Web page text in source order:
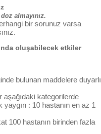
almayınız.
bir sorunuz varsa
oluşabilecek etkiler
bulunan maddelere duyarlı
aşağıdaki kategorilerde
yaygın : 10 hastanın en az 1
100 hastanın birinden fazla